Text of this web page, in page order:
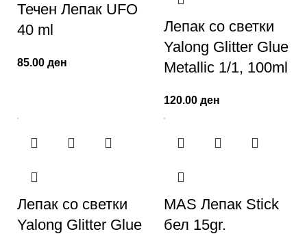
Течен Лепак UFO
40 ml
85.00 ден
Лепак со светки
Yalong Glitter Glue
Metallic 1/1, 100ml
120.00 ден
Лепак со светки
Yalong Glitter Glue
MAS Лепак Stick
бел 15gr.